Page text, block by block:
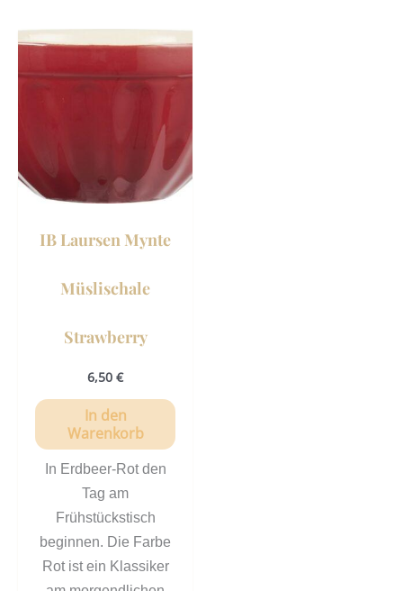
IB Laursen Mynte
Müslischale
Strawberry
6,50 €
In den
Warenkorb
In Erdbeer-Rot den
Tag am
Frühstückstisch
beginnen. Die Farbe
Rot ist ein Klassiker